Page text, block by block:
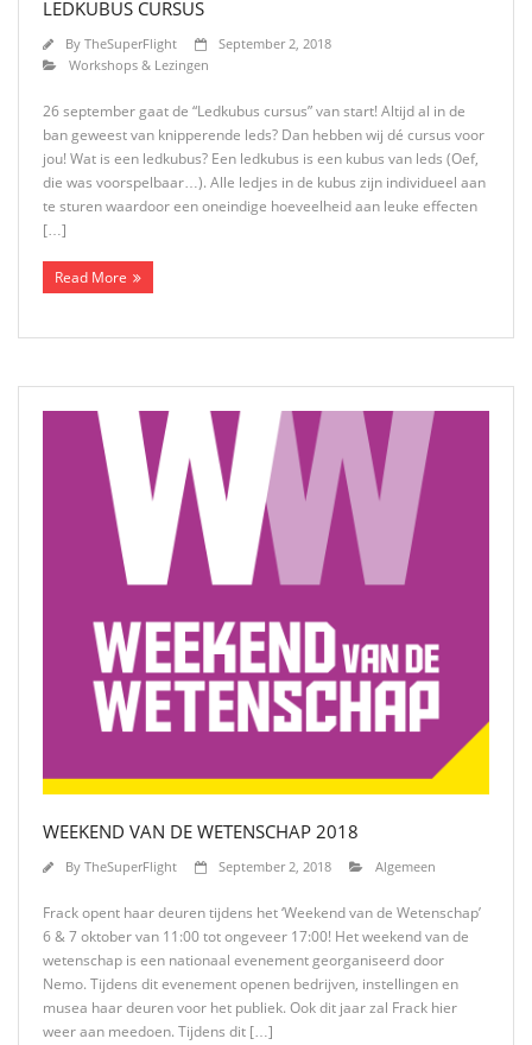
LEDKUBUS CURSUS
By TheSuperFlight
September 2, 2018
Workshops & Lezingen
26 september gaat de “Ledkubus cursus” van start! Altijd al in de
ban geweest van knipperende leds? Dan hebben wij dé cursus voor
jou! Wat is een ledkubus? Een ledkubus is een kubus van leds (Oef,
die was voorspelbaar…). Alle ledjes in de kubus zijn individueel aan
te sturen waardoor een oneindige hoeveelheid aan leuke effecten
[…]
Read More
WEEKEND VAN DE WETENSCHAP 2018
By TheSuperFlight September 2, 2018 Algemeen
Frack opent haar deuren tijdens het ‘Weekend van de Wetenschap’
6 & 7 oktober van 11:00 tot ongeveer 17:00! Het weekend van de
wetenschap is een nationaal evenement georganiseerd door
Nemo. Tijdens dit evenement openen bedrijven, instellingen en
musea haar deuren voor het publiek. Ook dit jaar zal Frack hier
weer aan meedoen. Tijdens dit […]